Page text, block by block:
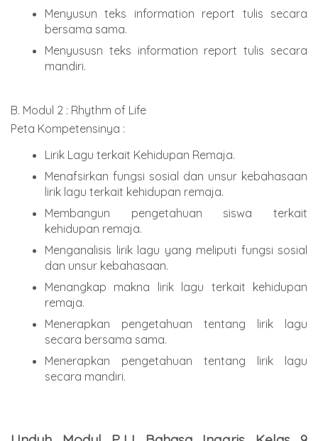
Menyusun teks information report tulis secara
bersama sama.
Menyususn teks information report tulis secara
mandiri.
B. Modul 2 : Rhythm of Life
Peta Kompetensinya :
Lirik Lagu terkait Kehidupan Remaja.
Menafsirkan fungsi sosial dan unsur kebahasaan
lirik lagu terkait kehidupan remaja.
Membangun pengetahuan siswa terkait
kehidupan remaja.
Menganalisis lirik lagu yang meliputi fungsi sosial
dan unsur kebahasaan.
Menangkap makna lirik lagu terkait kehidupan
remaja.
Menerapkan pengetahuan tentang lirik lagu
secara bersama sama.
Menerapkan pengetahuan tentang lirik lagu
secara mandiri.